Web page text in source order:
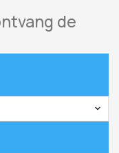
de